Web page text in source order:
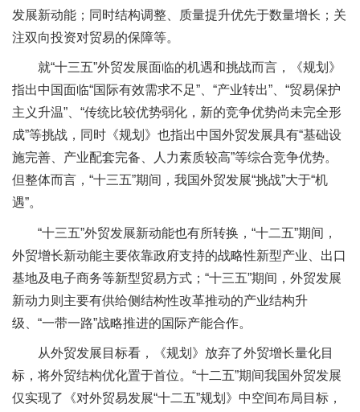
发展新动能；同时结构调整、质量提升优先于数量增长；关
注双向投资对贸易的保障等。
就“十三五”外贸发展面临的机遇和挑战而言，《规划》
指出中国面临“国际有效需求不足”、“产业转出”、“贸易保护
主义升温”、“传统比较优势弱化，新的竞争优势尚未完全形
成”等挑战，同时《规划》也指出中国外贸发展具有“基础设
施完善、产业配套完备、人力素质较高”等综合竞争优势。
但整体而言，“十三五”期间，我国外贸发展“挑战”大于“机
遇”。
“十三五”外贸发展新动能也有所转换，“十二五”期间，
外贸增长新动能主要依靠政府支持的战略性新型产业、出口
基地及电子商务等新型贸易方式；“十三五”期间，外贸发展
新动力则主要有供给侧结构性改革推动的产业结构升
级、“一带一路”战略推进的国际产能合作。
从外贸发展目标看，《规划》放弃了外贸增长量化目
标，将外贸结构优化置于首位。“十二五”期间我国外贸发展
仅实现了《对外贸易发展“十二五”规划》中空间布局目标，